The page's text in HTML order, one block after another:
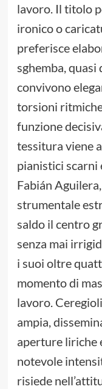
lavoro. Il titolo
ironico o
preferisce
sghemba,
convivono
torsioni
funzione
tessitura viene
pianistici scarni
Fabián
strumentale
saldo il centro
senza mai
i suoi oltre
momento di
lavoro.
ampia,
aperture liriche
notevole
risiede